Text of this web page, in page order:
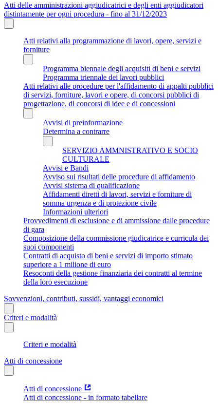
Atti delle amministrazioni aggiudicatrici e degli enti aggiudicatori
distintamente per ogni procedura - fino al 31/12/2023
Atti relativi alla programmazione di lavori, opere, servizi e
forniture
Programma biennale degli acquisiti di beni e servizi
Programma triennale dei lavori pubblici
Atti relativi alle procedure per l'affidamento di appalti pubblici
di servizi, forniture, lavori e opere, di concorsi pubblici di
progettazione, di concorsi di idee e di concessioni
Avvisi di preinformazione
Determina a contrarre
SERVIZIO AMMNISTRATIVO E SOCIO
CULTURALE
Avvisi e Bandi
Avviso sui risultati delle procedure di affidamento
Avvisi sistema di qualificazione
Affidamenti diretti di lavori, servizi e forniture di
somma urgenza e di protezione civile
Informazioni ulteriori
Provvedimenti di esclusione e di ammissione dalle procedure
di gara
Composizione della commissione giudicatrice e curricula dei
suoi componenti
Contratti di acquisto di beni e servizi di importo stimato
superiore a 1 milione di euro
Resoconti della gestione finanziaria dei contratti al termine
della loro esecuzione
Sovvenzioni, contributi, sussidi, vantaggi economici
Criteri e modalità
Criteri e modalità
Atti di concessione
Atti di concessione
Atti di concessione - in formato tabellare